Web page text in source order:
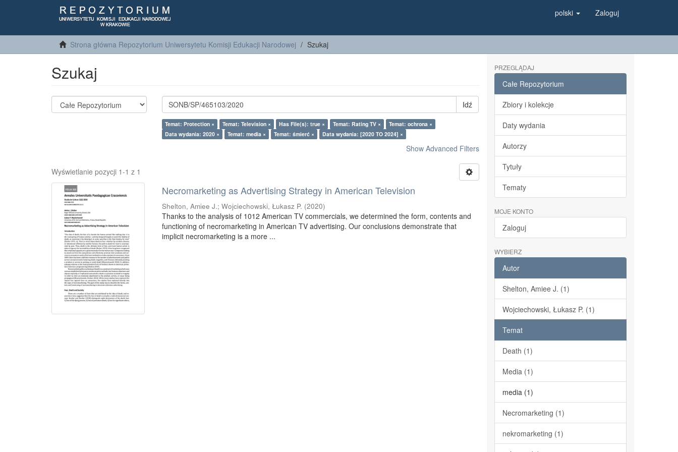
polski Zaloguj
Strona główna Repozytorium Uniwersytetu Komisji Edukacji Narodowej Szukaj
Szukaj
Idź
Temat: Protection × Temat: Television × Has File(s): true × Temat: Rating TV ×
Temat: ochrona ×
Data wydania: 2020 ×
Temat: media × Temat: śmierć × Data wydania: [2020 TO 2024] ×
Show Advanced Filters
Wyświetlanie pozycji 1-1 z 1
Necromarketing as Advertising Strategy in American Television
Shelton, Amiee J.;Wojciechowski, Łukasz P. (2020)
Thanks to the analysis of 1012 American TV commercials, we determined the form, contents and
functioning of necromarketing in American TV advertising. Our conclusions demonstrate that
implicit necromarketing is a more ...
PRZEGLĄDAJ
Całe Repozytorium
Zbiory i kolekcje
Daty wydania
Autorzy
Tytuły
Tematy
MOJE KONTO
Zaloguj
WYBIERZ
Autor
Shelton, Amiee J. (1)
Wojciechowski, Łukasz P. (1)
Temat
Death (1)
Media (1)
media (1)
Necromarketing (1)
nekromarketing (1)